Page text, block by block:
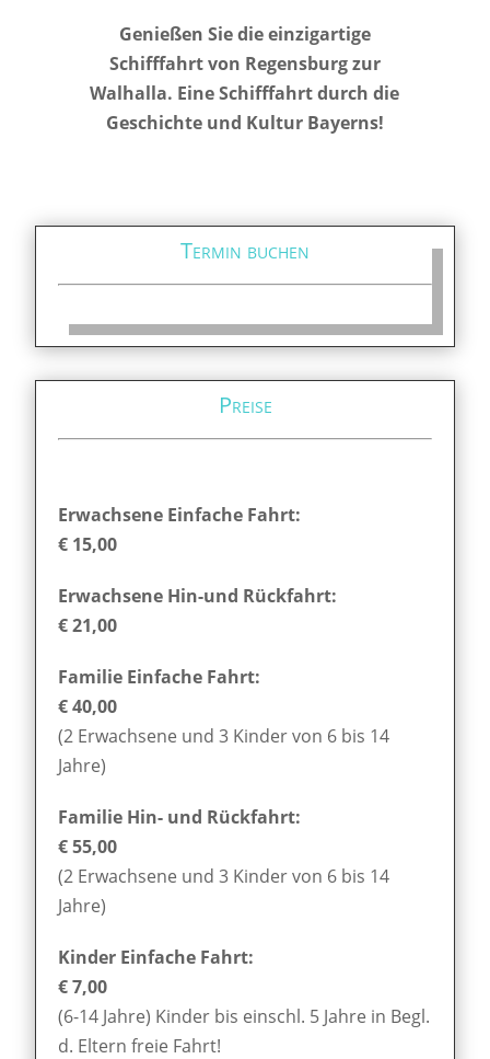
Genießen Sie die einzigartige
Schifffahrt von Regensburg zur
Walhalla. Eine Schifffahrt durch die
Geschichte und Kultur Bayerns!
Termin buchen
Preise
Erwachsene Einfache Fahrt:
€ 15,00
Erwachsene Hin-und Rückfahrt:
€ 21,00
Familie Einfache Fahrt:
€ 40,00
(2 Erwachsene und 3 Kinder von 6 bis 14
Jahre)
Familie Hin- und Rückfahrt:
€ 55,00
(2 Erwachsene und 3 Kinder von 6 bis 14
Jahre)
Kinder Einfache Fahrt:
€ 7,00
(6-14 Jahre) Kinder bis einschl. 5 Jahre in Begl.
d. Eltern freie Fahrt!